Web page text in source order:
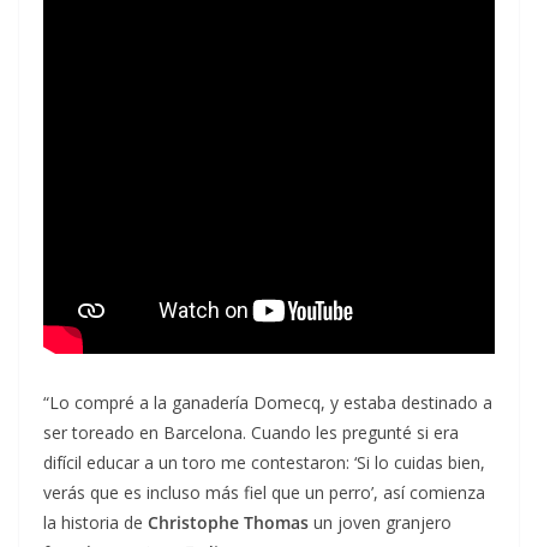
“Lo compré a la ganadería Domecq, y estaba destinado a
ser toreado en Barcelona. Cuando les pregunté si era
difícil educar a un toro me contestaron: ‘Si lo cuidas bien,
verás que es incluso más fiel que un perro’, así comienza
la historia de Christophe Thomas un joven granjero